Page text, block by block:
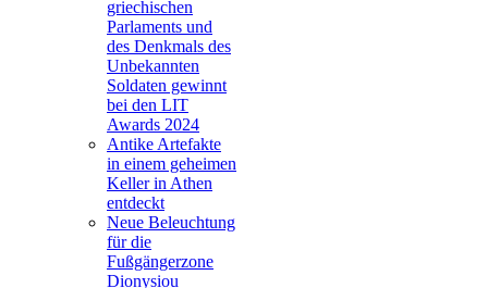
griechischen
Parlaments und
des Denkmals des
Unbekannten
Soldaten gewinnt
bei den LIT
Awards 2024
Antike Artefakte
in einem geheimen
Keller in Athen
entdeckt
Neue Beleuchtung
für die
Fußgängerzone
Dionysiou